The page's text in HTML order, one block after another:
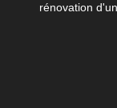
rénovation